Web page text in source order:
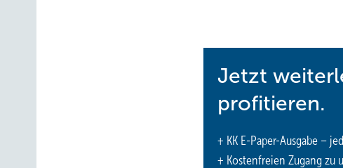
Als Reaktion auf den zunehmenden IoT- / Cloud-Einfluss hat
„Building IT“, gegründet. Hier entstehen neue Lösungen wie
autonomen Energieregelung im Gebäude beantwortet.
Niederlassungen (u. a. Middle East, Hong Kong, Kanada,
Jetzt
profitieren.
+ KK E-Paper-Ausgabe –
+ Kostenfreien Zugang zu